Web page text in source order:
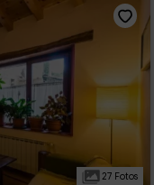
27 Fotos